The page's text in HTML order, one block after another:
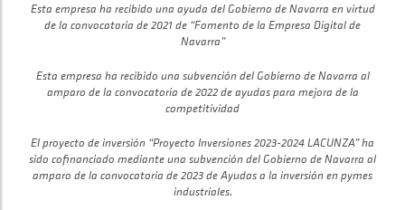
Esta empresa ha recibido una ayuda del Gobierno de Navarra en virtud
de la convocatoria de 2021 de “Fomento de la Empresa Digital de
Navarra”
Esta empresa ha recibido una subvención del Gobierno de Navarra al
amparo de la convocatoria de 2022 de ayudas para mejora de la
competitividad
El proyecto de inversión “Proyecto Inversiones 2023-2024 LACUNZA” ha
sido cofinanciado mediante una subvención del Gobierno de Navarra al
amparo de la convocatoria de 2023 de Ayudas a la inversión en pymes
industriales.